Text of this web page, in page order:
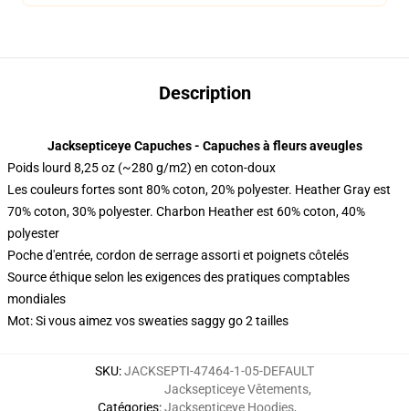
Description
Jacksepticeye Capuches - Capuches à fleurs aveugles
Poids lourd 8,25 oz (~280 g/m2) en coton-doux
Les couleurs fortes sont 80% coton, 20% polyester. Heather Gray est
70% coton, 30% polyester. Charbon Heather est 60% coton, 40%
polyester
Poche d'entrée, cordon de serrage assorti et poignets côtelés
Source éthique selon les exigences des pratiques comptables
mondiales
Mot: Si vous aimez vos sweaties saggy go 2 tailles
SKU:JACKSEPTI-47464-1-05-DEFAULT
Catégories:
Jacksepticeye Vêtements,
Jacksepticeye Hoodies,